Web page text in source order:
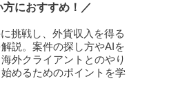
方におすすめ！／
挑戦し、外貨収入を得る
説。案件の探し方やAIを
外クライアントとのやり
めるためのポイントを学